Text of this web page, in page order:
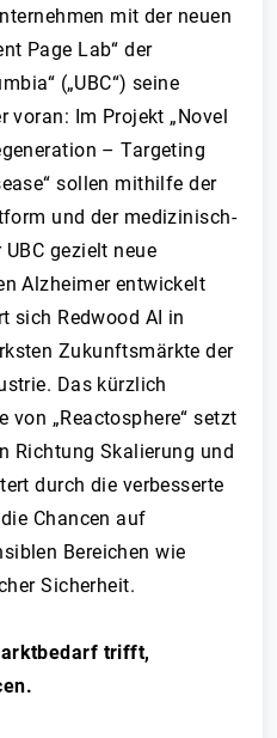
mit der neuen
Page Lab“ der
(„UBC“) seine
voran: Im Projekt „Novel
– Targeting
sollen mithilfe der
und der medizinisch-
gezielt neue
Alzheimer entwickelt
sich Redwood AI in
Zukunftsmärkte der
Das kürzlich
von „Reactosphere“ setzt
Richtung Skalierung und
durch die verbesserte
Chancen auf
Bereichen wie
Sicherheit.
trifft,